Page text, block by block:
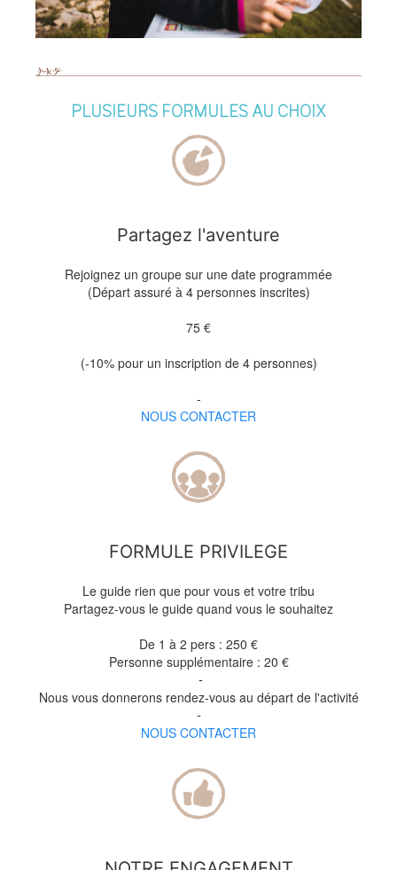
PLUSIEURS FORMULES AU CHOIX
Partagez l'aventure
Rejoignez un groupe sur une date programmée
(Départ assuré à 4 personnes inscrites)
75 €
(-10% pour un inscription de 4 personnes)
-
NOUS CONTACTER
FORMULE PRIVILEGE
Le guide rien que pour vous et votre tribu
Partagez-vous le guide quand vous le souhaitez
De 1 à 2 pers : 250 €
Personne supplémentaire : 20 €
-
Nous vous donnerons rendez-vous au départ de l'activité
-
NOUS CONTACTER